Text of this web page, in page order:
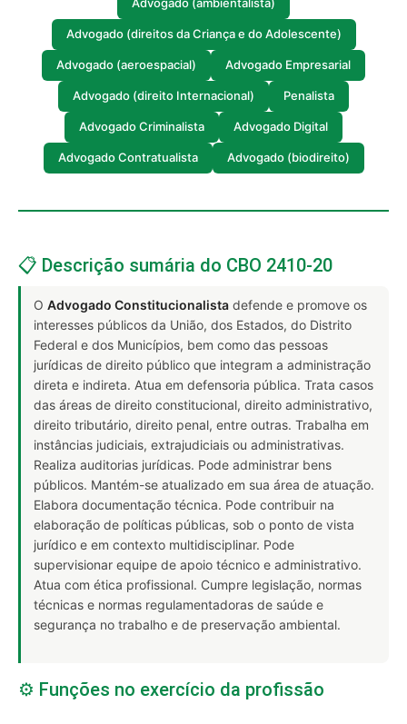
Advogado (direitos da Criança e do Adolescente)
Advogado (aeroespacial) Advogado Empresarial
Advogado (direito Internacional) Penalista
Advogado Criminalista Advogado Digital
Advogado Contratualista Advogado (biodireito)
📋 Descrição sumária do CBO 2410-20
O Advogado Constitucionalista defende e promove os
interesses públicos da União, dos Estados, do Distrito
Federal e dos Municípios, bem como das pessoas
jurídicas de direito público que integram a administração
direta e indireta. Atua em defensoria pública. Trata casos
das áreas de direito constitucional, direito administrativo,
direito tributário, direito penal, entre outras. Trabalha em
instâncias judiciais, extrajudiciais ou administrativas.
Realiza auditorias jurídicas. Pode administrar bens
públicos. Mantém-se atualizado em sua área de atuação.
Elabora documentação técnica. Pode contribuir na
elaboração de políticas públicas, sob o ponto de vista
jurídico e em contexto multidisciplinar. Pode
supervisionar equipe de apoio técnico e administrativo.
Atua com ética profissional. Cumpre legislação, normas
técnicas e normas regulamentadoras de saúde e
segurança no trabalho e de preservação ambiental.
⚙️ Funções no exercício da profissão